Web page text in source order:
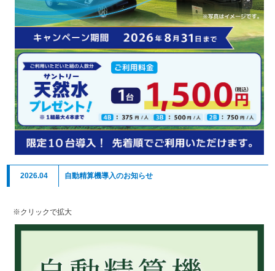
2026.04 自動精算機導入のお知らせ
※クリックで拡大